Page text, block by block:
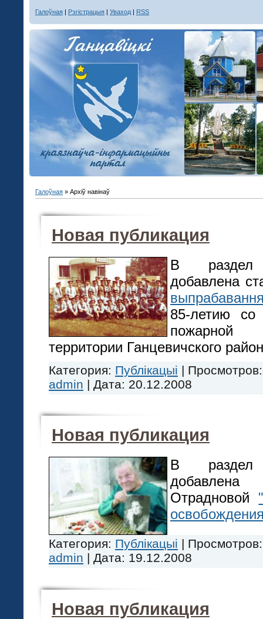
Галоўная | Рэгістрацыя | Уваход | RSS
Галоўная » Архіў навінаў
Новая публикация
В
добавлена
85-летию со
территории Ганцевичского
Категория: Публікацыі | Просмотров:
admin | Дата: 20.12.2008
Новая публикация
В
Отрадновой
Категория: Публікацыі | Просмотров:
admin | Дата: 19.12.2008
Новая публикация